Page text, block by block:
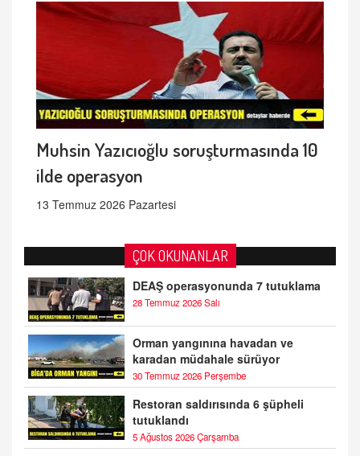
Muhsin Yazıcıoğlu soruşturmasında 10
ilde operasyon
13 Temmuz 2026 Pazartesi
ÇOK OKUNANLAR
DEAŞ operasyonunda 7 tutuklama
28 Temmuz 2026 Salı
Orman yangınına havadan ve
karadan müdahale sürüyor
30 Temmuz 2026 Perşembe
Restoran saldırısında 6 şüpheli
tutuklandı
5 Ağustos 2026 Çarşamba